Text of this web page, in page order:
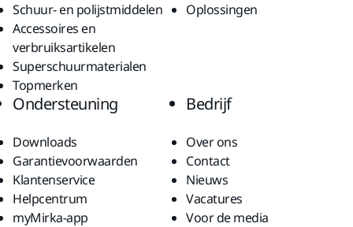
Schuur- en polijstmiddelen
Accessoires en
verbruiksartikelen
Superschuurmaterialen
Topmerken
Oplossingen
Ondersteuning
Downloads
Garantievoorwaarden
Klantenservice
Helpcentrum
myMirka-app
Bedrijf
Over ons
Contact
Nieuws
Vacatures
Voor de media